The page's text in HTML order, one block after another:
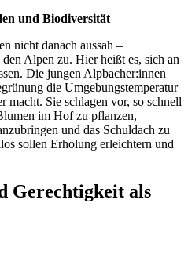
und Biodiversität
nicht danach aussah –
Alpen zu. Hier heißt es, sich an
Die jungen Alpbacher:innen
die Umgebungstemperatur
macht. Sie schlagen vor, so schnell
im Hof zu pflanzen,
und das Schuldach zu
sollen Erholung erleichtern und
Gerechtigkeit als